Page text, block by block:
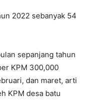
2022 sebanyak 54
sepanjang tahun
KPM 300,000
dan maret, arti
KPM desa batu